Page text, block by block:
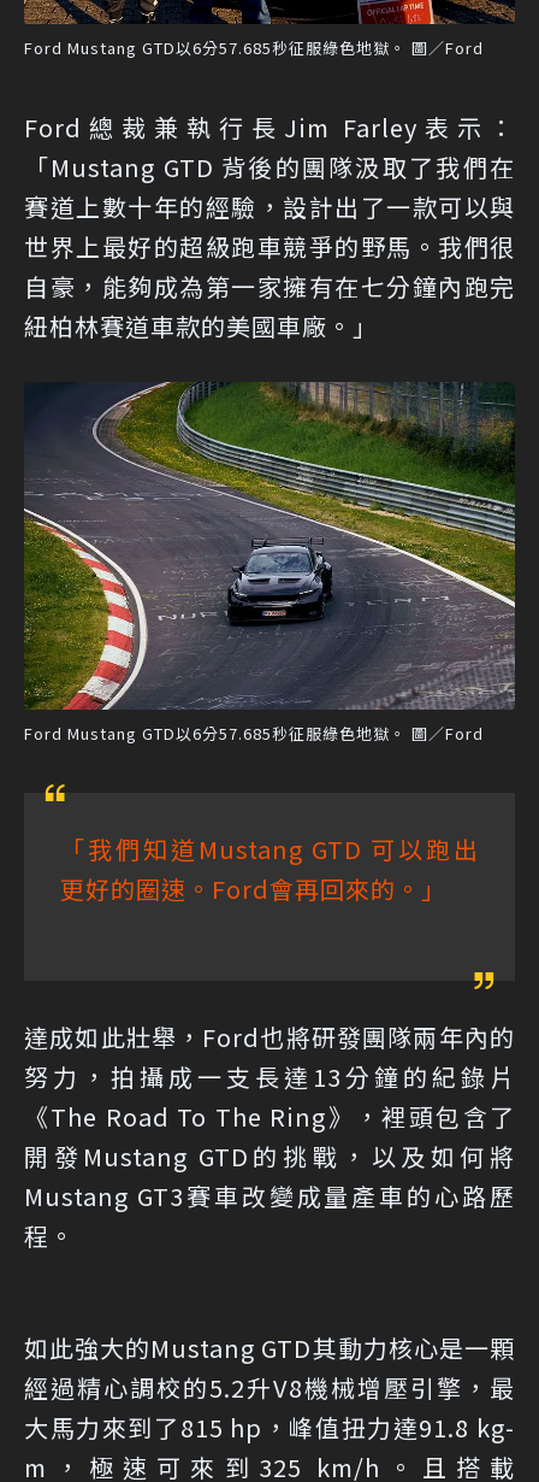
Ford Mustang GTD以6分57.685秒征服綠色地獄。 圖／Ford
Ford總裁兼執行長Jim Farley表示：
「Mustang GTD 背後的團隊汲取了我們在
賽道上數十年的經驗，設計出了一款可以與
世界上最好的超級跑車競爭的野馬。我們很
自豪，能夠成為第一家擁有在七分鐘內跑完
紐柏林賽道車款的美國車廠。」
Ford Mustang GTD以6分57.685秒征服綠色地獄。 圖／Ford
「我們知道Mustang GTD 可以跑出
更好的圈速。Ford會再回來的。」
達成如此壯舉，Ford也將研發團隊兩年內的
努力，拍攝成一支長達13分鐘的紀錄片
《The Road To The Ring》，裡頭包含了
開發Mustang GTD的挑戰，以及如何將
Mustang GT3賽車改變成量產車的心路歷
程。
如此強大的Mustang GTD其動力核心是一顆
經過精心調校的5.2升V8機械增壓引擎，最
大馬力來到了815 hp，峰值扭力達91.8 kg-
m，極速可來到325 km/h。且搭載